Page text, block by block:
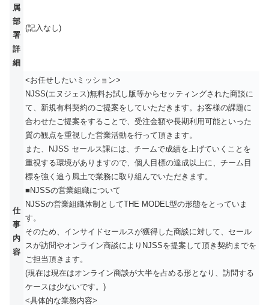
属
部
署
詳
細
(記入なし)
仕
事
内
容
<お任せしたいミッション>
NJSS(エヌジェス)無料お試し版等からセッティングされた商談に
て、新規有料契約のご提案をしていただきます。お客様の課題に
合わせたご提案をすることで、受注金額や長期利用可能といった
質の観点を重視した営業活動を行って頂きます。
また、NJSS セールス課には、チームで成績を上げていくことを
重視する環境がありますので、個人目標の達成以上に、チーム目
標を強く追う風土で業務に取り組んでいただきます。
■NJSSの営業組織について
NJSSの営業組織体制としてTHE MODEL型の形態をとっていま
す。
そのため、インサイドセールスが獲得した商談に対して、セール
スが訪問やオンライン商談によりNJSSを提案して頂き契約までを
ご担当頂きます。
(現在は現在はオンライン商談が大半を占める形となり、訪問する
ケースは少ないです。)
<具体的な業務内容>